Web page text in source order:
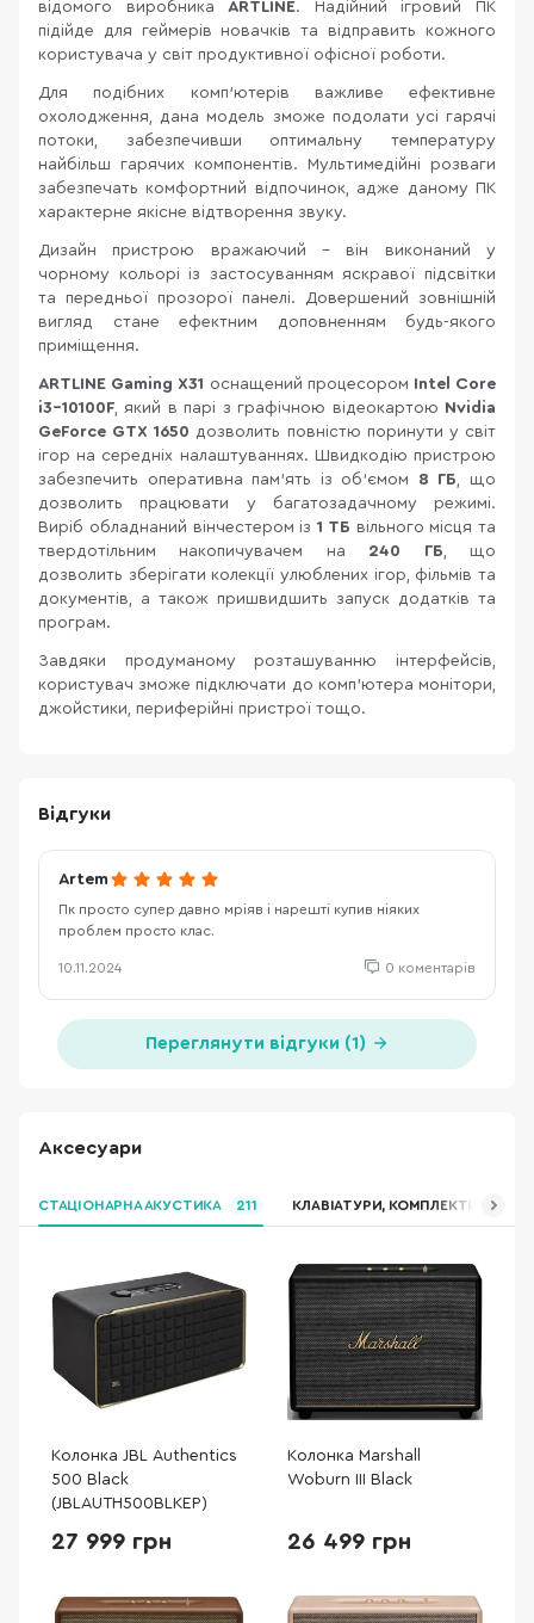
відомого виробникаARTLINE. Надійний ігровий ПК
підійде для геймерів новачків та відправить кожного
користувача у світ продуктивної офісної роботи.
Для подібних комп'ютерів важливе ефективне
охолодження, дана модель зможе подолати усі гарячі
потоки, забезпечивши оптимальну температуру
найбільш гарячих компонентів. Мультимедійні розваги
забезпечать комфортний відпочинок, адже даному ПК
характерне якісне відтворення звуку.
Дизайн пристрою вражаючий - він виконаний у
чорному кольорі із застосуванням яскравої підсвітки
та передньої прозорої панелі. Довершений зовнішній
вигляд стане ефектним доповненням будь-якого
приміщення.
ARTLINE Gaming X31 оснащений процесором Intel Core
i3-10100F, який в парі з графічною відеокартою Nvidia
GeForce GTX 1650 дозволить повністю поринути у світ
ігор на середніх налаштуваннях. Швидкодію пристрою
забезпечить оперативна пам'ять із об'ємом 8 ГБ, що
дозволить працювати у багатозадачному режимі.
Виріб обладнаний вінчестером із 1 ТБ вільного місця та
твердотільним накопичувачем на 240 ГБ, що
дозволить зберігати колекції улюблених ігор, фільмів та
документів, а також пришвидшить запуск додатків та
програм.
Завдяки продуманому розташуванню інтерфейсів,
користувач зможе підключати до комп'ютера монітори,
джойстики, периферійні пристрої тощо.
Відгуки
Artem
Пк просто супер давно мріяв і нарешті купив ніяких
проблем просто клас.
10.11.2024 0 коментарів
Переглянути відгуки (1)
Аксесуари
СТАЦІОНАРНА АКУСТИКА 211 КЛАВІАТУРИ, КОМПЛЕКТИ
Колонка JBL Authentics
500 Black
(JBLAUTH500BLKEP)
27 999 грн
Колонка Marshall
Woburn III Black
26 499 грн